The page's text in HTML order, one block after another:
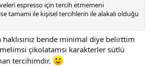
espresso için tercih etmemeni
tamami ile kişisel tercihlerin ile alakalı olduğu
bende minimal diye belirttim
çikolatamsı karakterler sütlü
tercihimdir.